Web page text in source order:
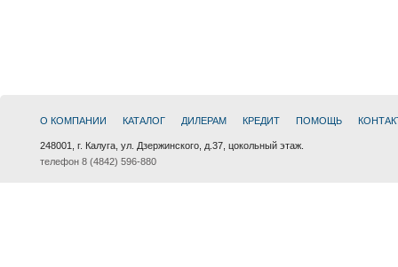
О КОМПАНИИ КАТАЛОГ ДИЛЕРАМ КРЕДИТ ПОМОЩЬ
248001, г. Калуга, ул. Дзержинского, д.37, цокольный этаж.
телефон 8 (4842) 596-880